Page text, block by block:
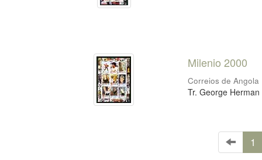
Milenio 2000
Correios de Angola
Tr. George
1